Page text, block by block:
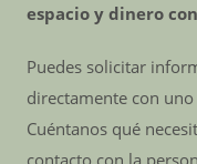
espacio y dinero
Puedes solicitar
directamente con
Cuéntanos qué
contacto con la